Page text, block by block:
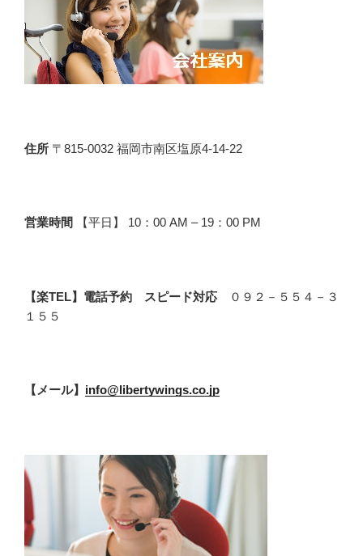
住所 〒815-0032 福岡市南区塩原4-14-22
営業時間 【平日】 10：00 AM – 19：00 PM
【楽TEL】電話予約 スピード対応
０９２－５５４－３
１５５
【メール】 info@libertywings.co.jp